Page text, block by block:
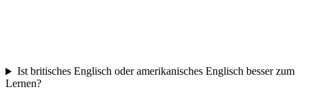
Ist britisches Englisch oder amerikanisches Englisch besser zum
Lernen?